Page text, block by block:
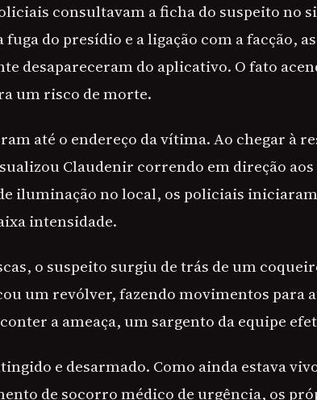
consultavam a ficha do suspeito no
do presídio e a ligação com a facção,
desapareceram do aplicativo. O fato
um risco de morte.
até o endereço da vítima. Ao chegar à
Claudenir correndo em direção
iluminação no local, os policiais
intensidade.
o suspeito surgiu de trás de um
um revólver, fazendo movimentos para
a ameaça, um sargento da equipe
e desarmado. Como ainda estava
de socorro médico de urgência, os